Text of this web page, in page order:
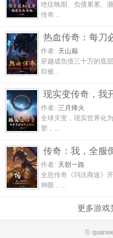
绝症晚期、负债累累、
传奇...
热血传奇：每刀
作者: 天山巅
穿越成负债三十万的底
却被...
现实变传奇，我
作者: 三月烽火
全球灾变，现实世界化
塑，...
传奇：我，全服
作者: 天朝一路
全息传奇《玛法商途》
神眼，...
更多游戏
©